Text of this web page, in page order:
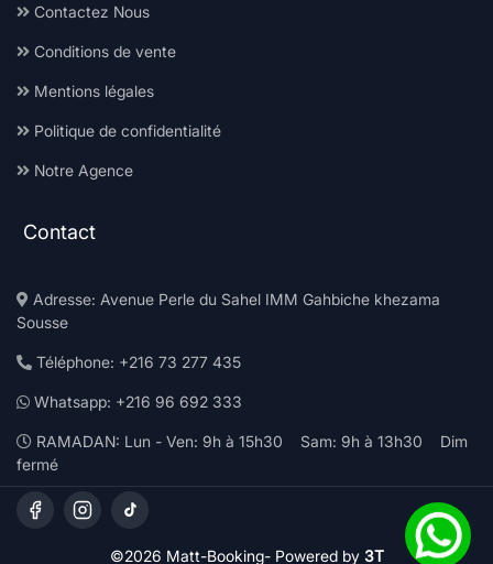
Contactez Nous
Conditions de vente
Mentions légales
Politique de confidentialité
Notre Agence
Contact
Adresse: Avenue Perle du Sahel IMM Gahbiche khezama
Sousse
Téléphone: +216 73 277 435
Whatsapp: +216 96 692 333
RAMADAN: Lun - Ven: 9h à 15h30 Sam: 9h à 13h30 Dim
fermé
©2026 Matt-Booking- Powered by 3T